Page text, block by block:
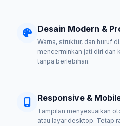
Desain Modern &
Warna, struktur, dan huruf
mencerminkan jati diri dan
tanpa berlebihan.
Responsive &
Tampilan menyesuaikan
atau layar desktop. Tetap